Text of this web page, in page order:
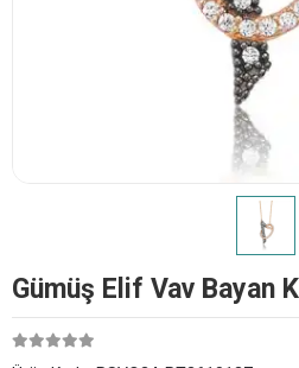
Gümüş Elif Vav Bayan